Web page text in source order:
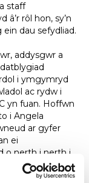
staff
rôl hon, sy’n
dau sefydliad.
addysgwr a
i ymgymryd
ac rydw i
yn fuan. Hoffwn
i Angela
ar gyfer
ei
o nerth i nerth i
lleisiol ac